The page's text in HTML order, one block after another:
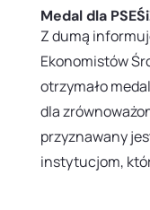
Medal dla
Z dumą
Ekonomistów
otrzymało
dla
przyznawany
instytucjom,